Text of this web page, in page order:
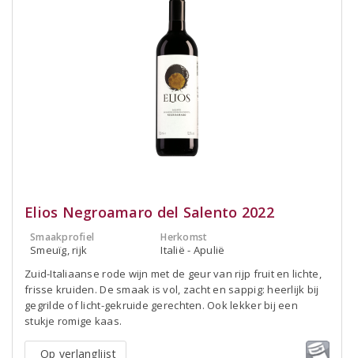
Elios Negroamaro del Salento 2022
Smaakprofiel
Smeuïg, rijk
Herkomst
Italië - Apulië
Zuid-Italiaanse rode wijn met de geur van rijp fruit en lichte,
frisse kruiden. De smaak is vol, zacht en sappig: heerlijk bij
gegrilde of licht-gekruide gerechten. Ook lekker bij een
stukje romige kaas.
Op verlanglijst